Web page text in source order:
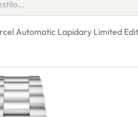
Automatic Lapidary Limited